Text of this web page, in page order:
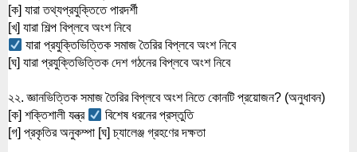
[ক] যারা তথ্যপ্রযুক্তিতে পারদর্শী
[খ] যারা শিল্প বিপ্লবে অংশ নিবে
যারা প্রযুক্তিভিত্তিক সমাজ তৈরির বিপ্লবে অংশ নিবে
[ঘ] যারা প্রযুক্তিভিত্তিক দেশ গঠনের বিপ্লবে অংশ নিবে
২২. জ্ঞানভিত্তিক সমাজ তৈরির বিপ্লবে অংশ নিতে কোনটি প্রয়োজন? (অনুধাবন)
[ক] শক্তিশালী যন্ত্র
বিশেষ ধরনের প্রস্তুতি
[গ] প্রকৃতির অনুকম্পা [ঘ] চ্যালেঞ্জ গ্রহণের দক্ষতা